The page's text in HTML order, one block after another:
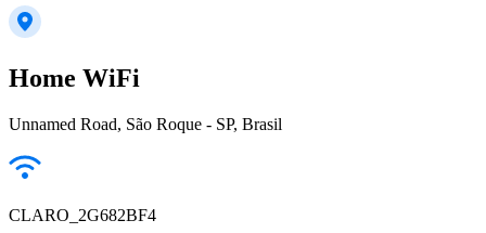
Home WiFi
Unnamed Road, São Roque - SP, Brasil
CLARO_2G682BF4